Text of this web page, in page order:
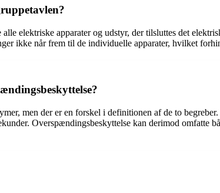
elektriske apparater og udstyr, der tilsluttes det
ikke når frem til de individuelle apparater, hvilket
men der er en forskel i definitionen af de to
Overspændingsbeskyttelse kan derimod omfatte